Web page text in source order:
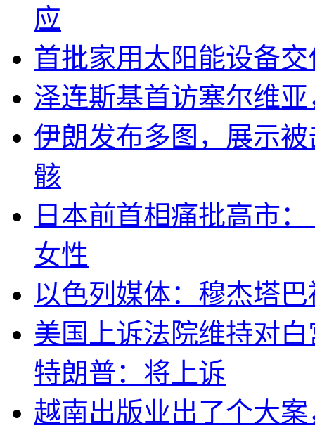
应
首批家用太阳能设备
泽连斯基首访塞尔维
伊朗发布多图，展示
骸
日本前首相痛批高市
女性
以色列媒体：穆杰塔
美国上诉法院维持对
特朗普：将上诉
越南出版业出了个大